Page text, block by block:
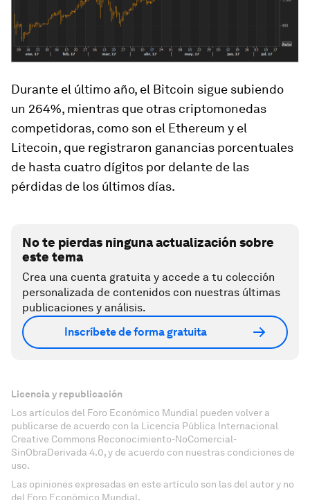
Durante el último año, el Bitcoin sigue subiendo
un 264%, mientras que otras criptomonedas
competidoras, como son el Ethereum y el
Litecoin, que registraron ganancias porcentuales
de hasta cuatro dígitos por delante de las
pérdidas de los últimos días.
No te pierdas ninguna actualización sobre
este tema
Crea una cuenta gratuita y accede a tu colección
personalizada de contenidos con nuestras últimas
publicaciones y análisis.
Inscríbete de forma gratuita
Licencia y republicación
Los artículos del Foro Económico Mundial pueden volver a
publicarse de acuerdo con la Licencia Pública Internacional
Creative Commons Reconocimiento-NoComercial-
SinObraDerivada 4.0, y de acuerdo con nuestras condiciones de
uso.
Las opiniones expresadas en este artículo son las del autor y no
del Foro Económico Mundial.